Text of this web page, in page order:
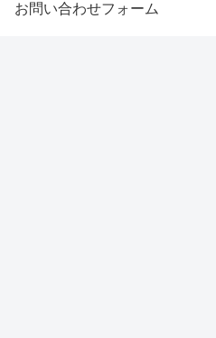
お問い合わせフォーム